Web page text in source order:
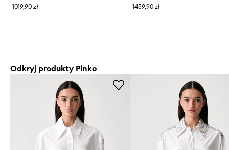
1019,90 zł
1459,90 zł
Odkryj produkty Pinko